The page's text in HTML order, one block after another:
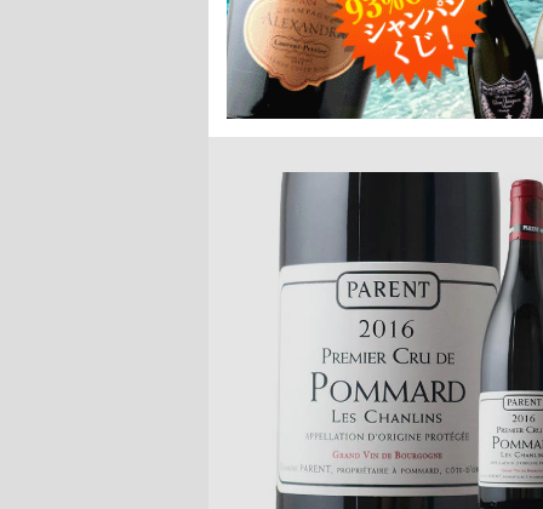
166 ～ 180 件目を表示しています
並べ替え
在庫切
前ページを表示|1...7|8|9|10|11